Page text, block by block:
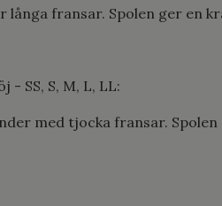
långa fransar. Spolen ger en
- SS, S, M, L, LL:
med tjocka fransar.